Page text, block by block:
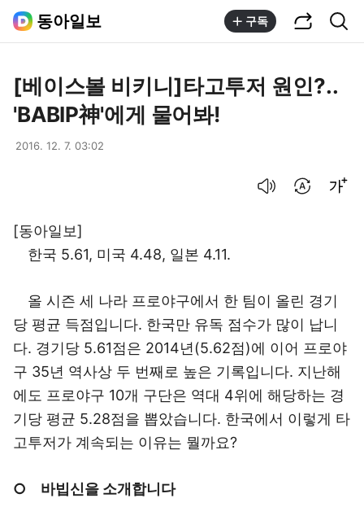
동아일보 구독
[베이스볼 비키니]타고투저 원인?..
'BABIP神'에게 물어봐!
2016. 12. 7. 03:02
[동아일보]
한국 5.61, 미국 4.48, 일본 4.11.
올 시즌 세 나라 프로야구에서 한 팀이 올린 경기
당 평균 득점입니다. 한국만 유독 점수가 많이 납니
다. 경기당 5.61점은 2014년(5.62점)에 이어 프로야
구 35년 역사상 두 번째로 높은 기록입니다. 지난해
에도 프로야구 10개 구단은 역대 4위에 해당하는 경
기당 평균 5.28점을 뽑았습니다. 한국에서 이렇게 타
고투저가 계속되는 이유는 뭘까요?
○ 바빕신을 소개합니다